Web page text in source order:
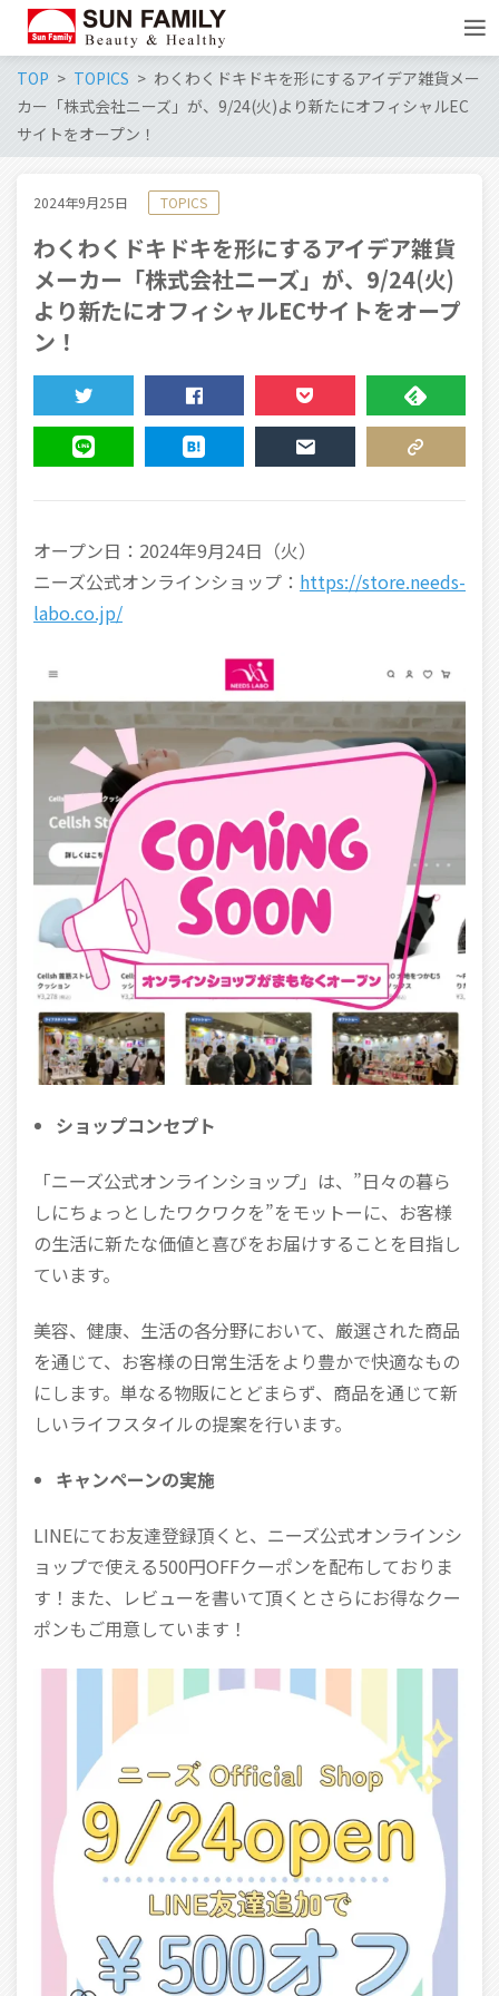
TOP TOPICS
わくわくドキドキを形にするアイデア雑貨メー
カー「株式会社ニーズ」が、9/24(火)より新たにオフィシャルEC
サイトをオープン！
2024年9月25日 TOPICS
わくわくドキドキを形にするアイデア雑貨
メーカー「株式会社ニーズ」が、9/24(火)
より新たにオフィシャルECサイトをオープ
ン！
TWEET SHARE POCKET FEEDLY
オープン日：2024年9月24日（火）
ニーズ公式オンラインショップ： https://store.needs-
labo.co.jp/
ショップコンセプト
「ニーズ公式オンラインショップ」は、”日々の暮ら
しにちょっとしたワクワクを”をモットーに、お客様
の生活に新たな価値と喜びをお届けすることを目指し
ています。
美容、健康、生活の各分野において、厳選された商品
を通じて、お客様の日常生活をより豊かで快適なもの
にします。単なる物販にとどまらず、商品を通じて新
しいライフスタイルの提案を行います。
キャンペーンの実施
LINEにてお友達登録頂くと、ニーズ公式オンラインシ
ョップで使える500円OFFクーポンを配布しておりま
す！また、レビューを書いて頂くとさらにお得なクー
ポンもご用意しています！